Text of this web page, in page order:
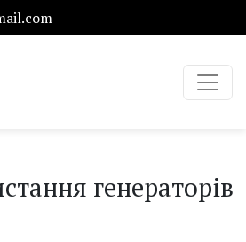
генераторів